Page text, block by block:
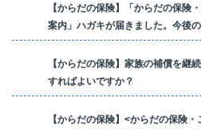
【からだの保険】「からだの保険
案内」ハガキが届きました。今後
【からだの保険】家族の補償を継
すればよいですか？
【からだの保険】<からだの保険